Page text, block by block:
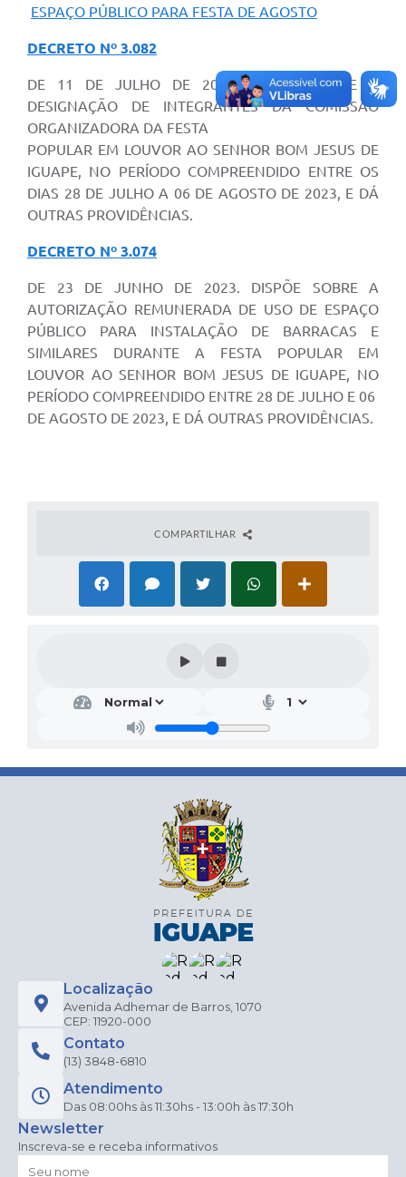
ESPAÇO PÚBLICO PARA FESTA DE AGOSTO
DECRETO Nº 3.082
DE 11 DE JULHO DE 2023. DISPÕE SOBRE A
DESIGNAÇÃO DE INTEGRANTES DA COMISSÃO
ORGANIZADORA DA FESTA
POPULAR EM LOUVOR AO SENHOR BOM JESUS DE
IGUAPE, NO PERÍODO COMPREENDIDO ENTRE OS
DIAS 28 DE JULHO A 06 DE AGOSTO DE 2023, E DÁ
OUTRAS PROVIDÊNCIAS.
DECRETO Nº 3.074
DE 23 DE JUNHO DE 2023. DISPÕE SOBRE A
AUTORIZAÇÃO REMUNERADA DE USO DE ESPAÇO
PÚBLICO PARA INSTALAÇÃO DE BARRACAS E
SIMILARES DURANTE A FESTA POPULAR EM
LOUVOR AO SENHOR BOM JESUS DE IGUAPE, NO
PERÍODO COMPREENDIDO ENTRE 28 DE JULHO E 06
DE AGOSTO DE 2023, E DÁ OUTRAS PROVIDÊNCIAS.
COMPARTILHAR
Localização
Avenida Adhemar de Barros, 1070
CEP: 11920-000
Contato
(13) 3848-6810
Atendimento
Das 08:00hs às 11:30hs - 13:00h às 17:30h
Newsletter
Inscreva-se e receba informativos